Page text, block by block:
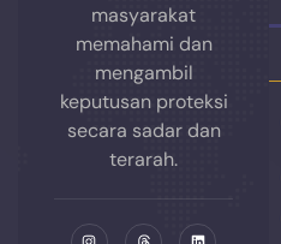
masyarakat
memahami dan
mengambil
keputusan proteksi
secara sadar dan
terarah.